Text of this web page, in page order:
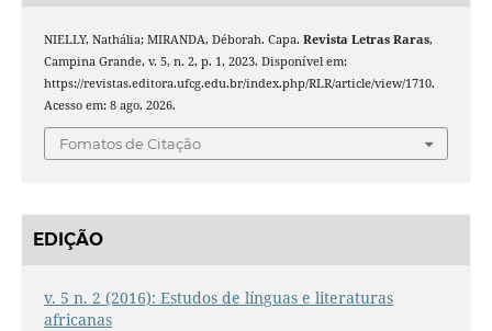
NIELLY, Nathália; MIRANDA, Déborah. Capa. Revista Letras Raras,
Campina Grande, v. 5, n. 2, p. 1, 2023. Disponível em:
https://revistas.editora.ufcg.edu.br/index.php/RLR/article/view/1710.
Acesso em: 8 ago. 2026.
Fomatos de Citação
EDIÇÃO
v. 5 n. 2 (2016): Estudos de línguas e literaturas
africanas